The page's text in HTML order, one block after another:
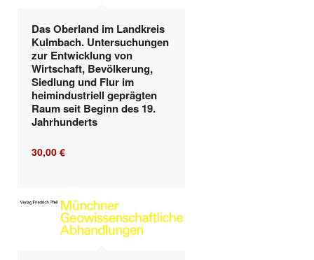
Das Oberland im Landkreis
Kulmbach. Untersuchungen
zur Entwicklung von
Wirtschaft, Bevölkerung,
Siedlung und Flur im
heimindustriell geprägten
Raum seit Beginn des 19.
Jahrhunderts
30,00 €